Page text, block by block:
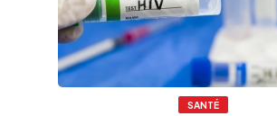
SANTÉ